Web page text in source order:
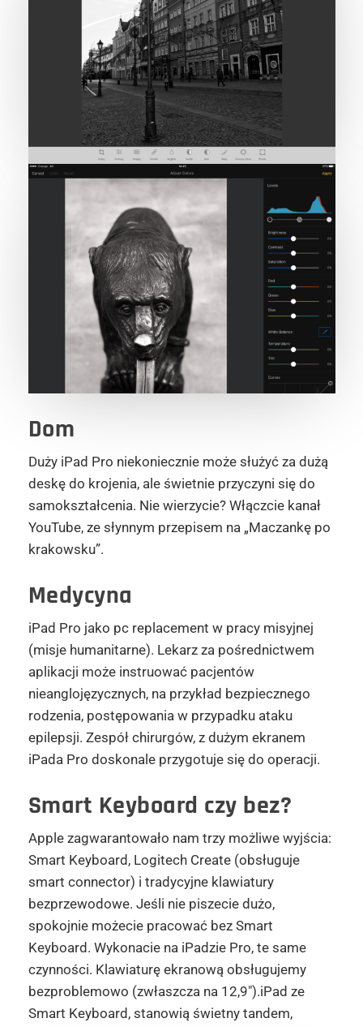
Dom
Duży iPad Pro niekoniecznie może służyć za dużą
deskę do krojenia, ale świetnie przyczyni się do
samokształcenia. Nie wierzycie? Włączcie kanał
YouTube, ze słynnym przepisem na „Maczankę po
krakowsku”.
Medycyna
iPad Pro jako pc replacement w pracy misyjnej
(misje humanitarne). Lekarz za pośrednictwem
aplikacji może instruować pacjentów
nieanglojęzycznych, na przykład bezpiecznego
rodzenia, postępowania w przypadku ataku
epilepsji. Zespół chirurgów, z dużym ekranem
iPada Pro doskonale przygotuje się do operacji.
Smart Keyboard czy bez?
Apple zagwarantowało nam trzy możliwe wyjścia:
Smart Keyboard, Logitech Create (obsługuje
smart connector) i tradycyjne klawiatury
bezprzewodowe. Jeśli nie piszecie dużo,
spokojnie możecie pracować bez Smart
Keyboard. Wykonacie na iPadzie Pro, te same
czynności. Klawiaturę ekranową obsługujemy
bezproblemowo (zwłaszcza na 12,9″).iPad ze
Smart Keyboard, stanowią świetny tandem,